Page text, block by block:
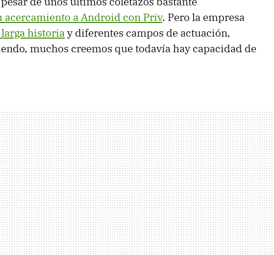
acercamiento a Android con Priv. Pero la empresa
historiay diferentes campos de actuación,
muchos creemos que todavía hay capacidad de